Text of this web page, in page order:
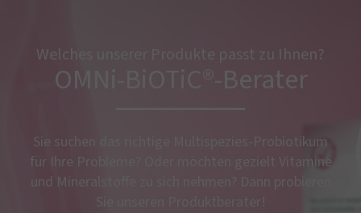
Welches unserer Produkte passt zu Ihnen?
OMNi-BiOTiC®-Berater
Sie suchen das richtige Multispezies-Probiotikum
für Ihre Probleme? Oder möchten gezielt Vitamine
und Mineralstoffe zu sich nehmen? Dann probieren
Sie unseren Produktberater!